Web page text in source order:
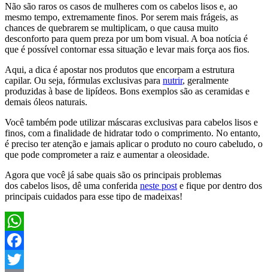
Não são raros os casos de mulheres com os cabelos lisos e, ao
mesmo tempo, extremamente finos. Por serem mais frágeis, as
chances de quebrarem se multiplicam, o que causa muito
desconforto para quem preza por um bom visual. A boa notícia é
que é possível contornar essa situação e levar mais força aos fios.
Aqui, a dica é apostar nos produtos que encorpam a estrutura
capilar. Ou seja, fórmulas exclusivas para nutrir, geralmente
produzidas à base de lipídeos. Bons exemplos são as ceramidas e
demais óleos naturais.
Você também pode utilizar máscaras exclusivas para cabelos lisos e
finos, com a finalidade de hidratar todo o comprimento. No entanto,
é preciso ter atenção e jamais aplicar o produto no couro cabeludo, o
que pode comprometer a raiz e aumentar a oleosidade.
Agora que você já sabe quais são os principais problemas
dos cabelos lisos, dê uma conferida neste post e fique por dentro dos
principais cuidados para esse tipo de madeixas!
WhatsApp
Facebook